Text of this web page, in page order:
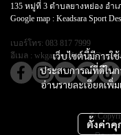
เว็บไซต์นี้มีการใ
ประสบการณ์ที่ดีในก
อ่านรายละเอียดเพิ่
ตั้งค่าคุ
135 หมู่ที่ 3 ตำบลยางหย่อง อำเ
Google map : Keadsara Sport
เบอร์โทร: 083 817 7999
อีเมล :
©